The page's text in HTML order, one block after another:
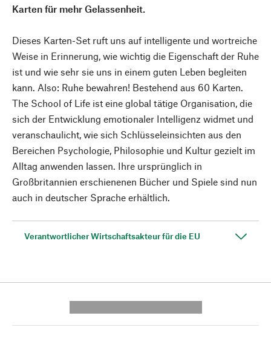
Karten für mehr Gelassenheit.
Dieses Karten-Set ruft uns auf intelligente und wortreiche
Weise in Erinnerung, wie wichtig die Eigenschaft der Ruhe
ist und wie sehr sie uns in einem guten Leben begleiten
kann. Also: Ruhe bewahren! Bestehend aus 60 Karten.
The School of Life ist eine global tätige Organisation, die
sich der Entwicklung emotionaler Intelligenz widmet und
veranschaulicht, wie sich Schlüsseleinsichten aus den
Bereichen Psychologie, Philosophie und Kultur gezielt im
Alltag anwenden lassen. Ihre ursprünglich in
Großbritannien erschienenen Bücher und Spiele sind nun
auch in deutscher Sprache erhältlich.
Verantwortlicher Wirtschaftsakteur für die EU